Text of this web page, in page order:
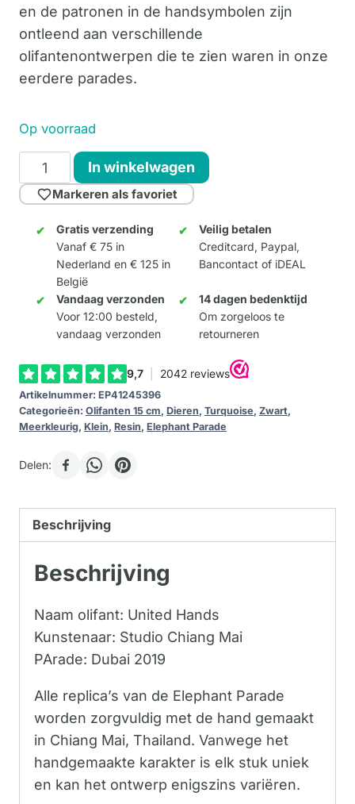
en de patronen in de handsymbolen zijn
ontleend aan verschillende
olifantenontwerpen die te zien waren in onze
eerdere parades.
Op voorraad
United
Hands
15cm
aantal
In winkelwagen
Markeren als favoriet
Gratis verzending
Vanaf € 75 in
Nederland en € 125 in
België
Veilig betalen
Creditcard, Paypal,
Bancontact of iDEAL
Vandaag verzonden
Voor 12:00 besteld,
vandaag verzonden
14 dagen bedenktijd
Om zorgeloos te
retourneren
Artikelnummer: EP41245396
Categorieën: Olifanten 15 cm, Dieren, Turquoise, Zwart,
Meerkleurig, Klein, Resin, Elephant Parade
Delen:
Beschrijving
Beschrijving
Naam olifant: United Hands
Kunstenaar: Studio Chiang Mai
PArade: Dubai 2019
Alle replica’s van de Elephant Parade
worden zorgvuldig met de hand gemaakt
in Chiang Mai, Thailand. Vanwege het
handgemaakte karakter is elk stuk uniek
en kan het ontwerp enigszins variëren.